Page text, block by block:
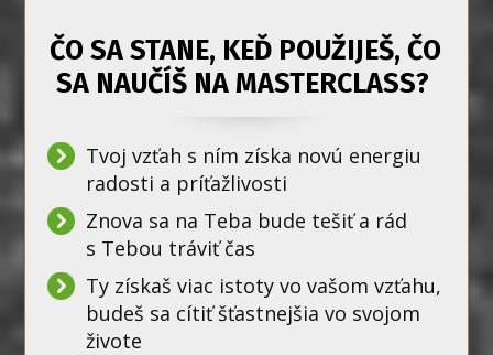
ČO SA STANE, KEĎ POUŽIJEŠ, ČO
SA NAUČÍŠ NA MASTERCLASS?
Tvoj vzťah s ním získa novú energiu
radosti a príťažlivosti
Znova sa na Teba bude tešiť a rád
s Tebou tráviť čas
Ty získaš viac istoty vo vašom vzťahu,
budeš sa cítiť šťastnejšia vo svojom
živote